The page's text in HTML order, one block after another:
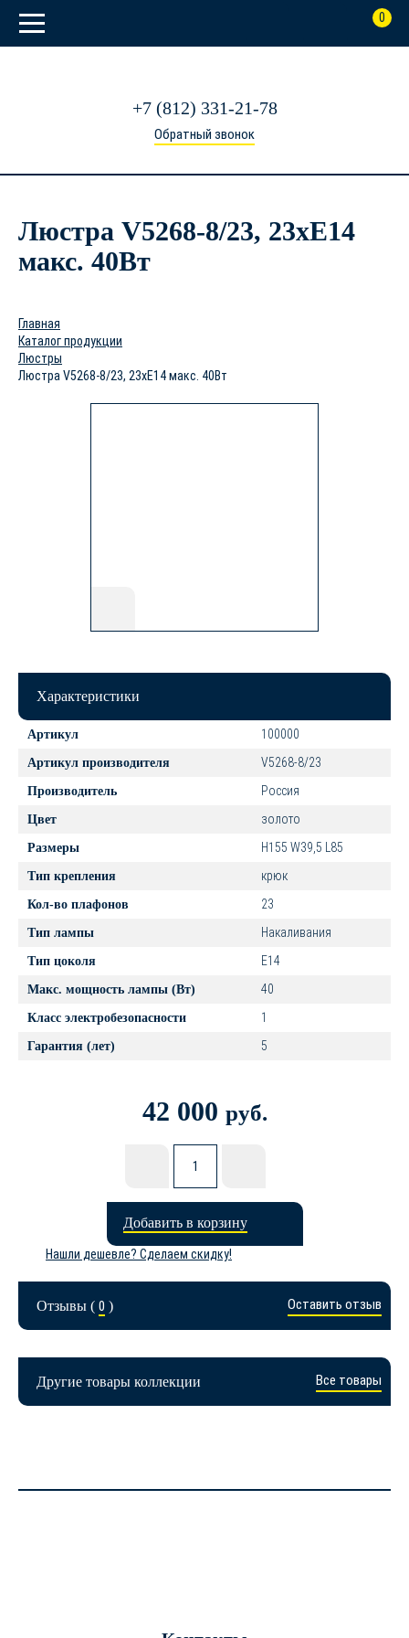
0
+7 (812) 331-21-78
Обратный звонок
Люстра V5268-8/23, 23xE14
макс. 40Вт
Главная
Каталог продукции
Люстры
Люстра V5268-8/23, 23xE14 макс. 40Вт
Характеристики
Артикул 100000
Артикул производителя V5268-8/23
Производитель Россия
Цвет золото
Размеры H155 W39,5 L85
Тип крепления крюк
Кол-во плафонов 23
Тип лампы Накаливания
Тип цоколя E14
Макс. мощность лампы (Вт) 40
Класс электробезопасности 1
Гарантия (лет) 5
42 000 руб.
Добавить в корзину
Нашли дешевле? Сделаем скидку!
Отзывы ( 0 ) Оставить отзыв
Другие товары коллекции Все товары